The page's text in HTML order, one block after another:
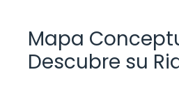
Mapa
Descubre su